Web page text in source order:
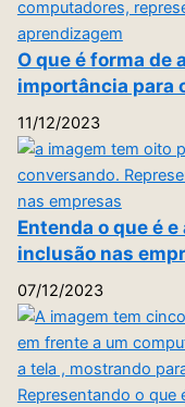
O que é forma de
importância para
11/12/2023
Entenda o que é
inclusão nas
07/12/2023